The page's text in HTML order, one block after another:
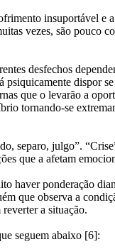
insuportável
vezes, são pouco
desfechos
dispor
que o levarão a
tornando-se
separo, julgo”.
que a afetam
haver ponderação
que observa a
a situação.
seguem abaixo [6]: